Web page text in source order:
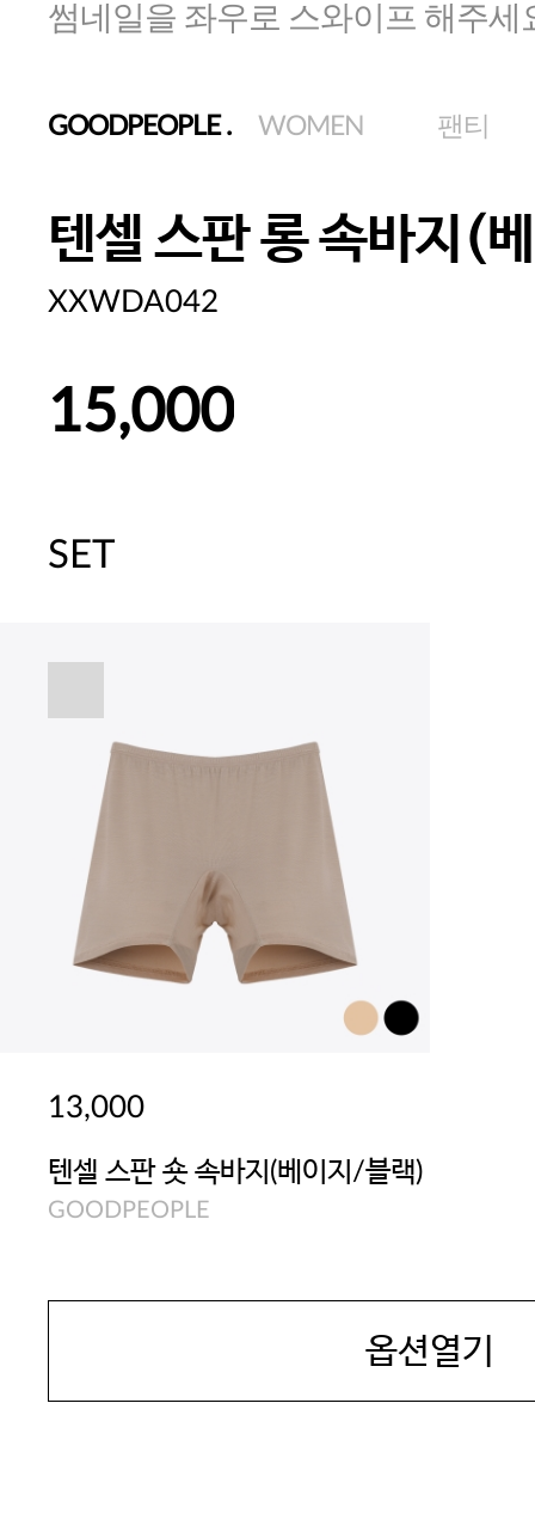
썸네일을 좌우로 스와이프 해주세
GOODPEOPLE. WOMEN 팬티
텐셀 스판 롱 속바지(
XXWDA042
15,000
주말특가 20%(8.7~8.9)/5만원 이
[썸머블프] 2만원 할인 쿠폰(8.1~31)
SET
13,000
텐셀 스판 숏 속바지(베이지/블랙)
GOODPEOPLE
옵션열기